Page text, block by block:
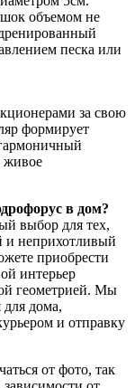
объемом не
песка или
за свою
формирует
живое
в дом?
выбор для тех,
и неприхотливый
приобрести
интерьер
геометрией. Мы
для дома,
и отправку
от фото, так